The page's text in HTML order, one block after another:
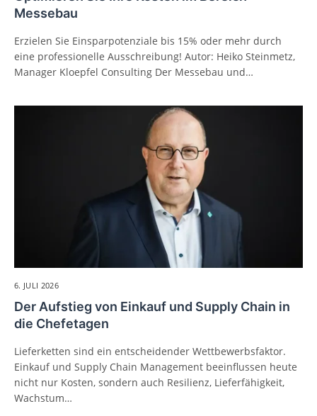
Messebau
Erzielen Sie Einsparpotenziale bis 15% oder mehr durch
eine professionelle Ausschreibung! Autor: Heiko Steinmetz,
Manager Kloepfel Consulting Der Messebau und…
6. JULI 2026
Der Aufstieg von Einkauf und Supply Chain in
die Chefetagen
Lieferketten sind ein entscheidender Wettbewerbsfaktor.
Einkauf und Supply Chain Management beeinflussen heute
nicht nur Kosten, sondern auch Resilienz, Lieferfähigkeit,
Wachstum…